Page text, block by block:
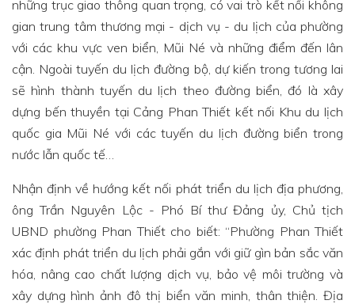
những trục giao thông quan trọng, có vai trò kết nối không
gian trung tâm thương mại - dịch vụ - du lịch của phường
với các khu vực ven biển, Mũi Né và những điểm đến lân
cận. Ngoài tuyến du lịch đường bộ, dự kiến trong tương lai
sẽ hình thành tuyến du lịch theo đường biển, đó là xây
dựng bến thuyền tại Cảng Phan Thiết kết nối Khu du lịch
quốc gia Mũi Né với các tuyến du lịch đường biển trong
nước lẫn quốc tế…
Nhận định về hướng kết nối phát triển du lịch địa phương,
ông Trần Nguyên Lộc - Phó Bí thư Đảng ủy, Chủ tịch
UBND phường Phan Thiết cho biết: “Phường Phan Thiết
xác định phát triển du lịch phải gắn với giữ gìn bản sắc văn
hóa, nâng cao chất lượng dịch vụ, bảo vệ môi trường và
xây dựng hình ảnh đô thị biển văn minh, thân thiện. Địa